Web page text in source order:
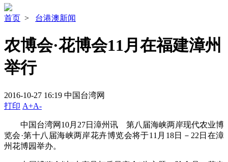
首页 > 台港澳新闻
农博会·花博会11月在福建漳州
举行
2016-10-27 16:19 中国台湾网
打印 A+A-
中国台湾网10月27日漳州讯 第八届海峡两岸现代农业博
览会·第十八届海峡两岸花卉博览会将于11月18日－22日在漳
州花博园举办。